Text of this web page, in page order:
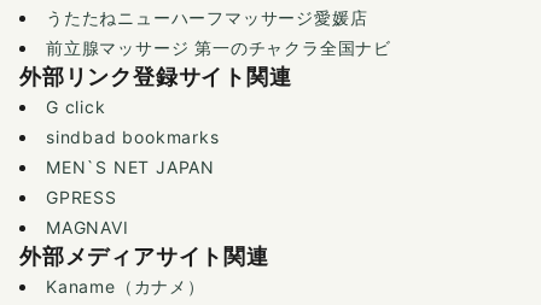
うたたねニューハーフマッサージ愛媛店
前立腺マッサージ 第一のチャクラ全国ナビ
外部リンク登録サイト関連
G click
sindbad bookmarks
MEN`S NET JAPAN
GPRESS
MAGNAVI
外部メディアサイト関連
Kaname（カナメ）